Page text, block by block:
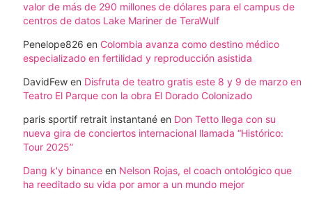
valor de más de 290 millones de dólares para el campus de
centros de datos Lake Mariner de TeraWulf
Penelope826 en Colombia avanza como destino médico
especializado en fertilidad y reproducción asistida
DavidFew en Disfruta de teatro gratis este 8 y 9 de marzo en
Teatro El Parque con la obra El Dorado Colonizado
paris sportif retrait instantané en Don Tetto llega con su
nueva gira de conciertos internacional llamada “Histórico:
Tour 2025”
Dang k'y binance en Nelson Rojas, el coach ontológico que
ha reeditado su vida por amor a un mundo mejor